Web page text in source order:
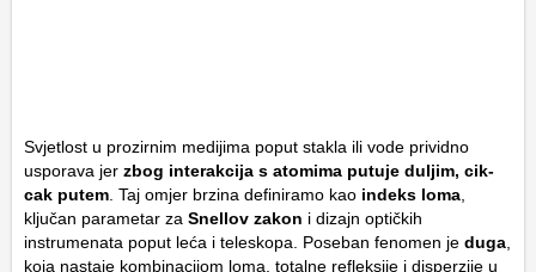
Svjetlost u prozirnim medijima poput stakla ili vode prividno
usporava jer zbog interakcija s atomima putuje duljim, cik-
cak putem. Taj omjer brzina definiramo kao indeks loma,
ključan parametar za Snellov zakon i dizajn optičkih
instrumenata poput leća i teleskopa. Poseban fenomen je duga,
koja nastaje kombinacijom loma, totalne refleksije i disperzije u